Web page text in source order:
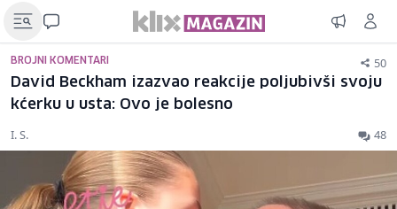
BROJNI KOMENTARI 50
David Beckham izazvao reakcije poljubivši svoju
kćerku u usta: Ovo je bolesno
I. S. 48